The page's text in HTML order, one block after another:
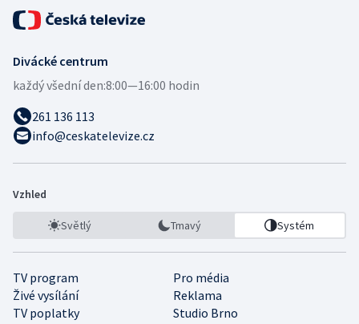
Divácké centrum
každý všední den:8:00—16:00 hodin
261 136 113
info@ceskatelevize.cz
Vzhled
Světlý Tmavý Systém
TV program
Pro média
Živé vysílání
Reklama
TV poplatky
Studio Brno